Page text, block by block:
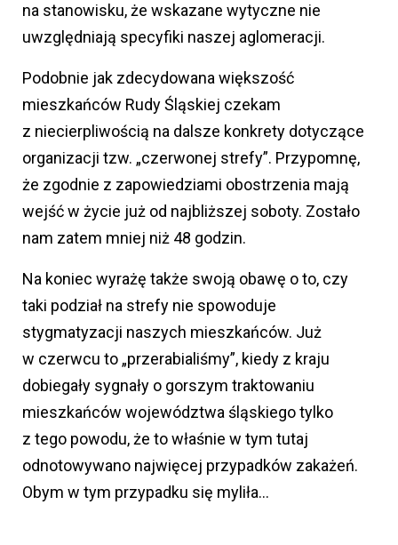
na stanowisku, że wskazane wytyczne nie
uwzględniają specyfiki naszej aglomeracji.
Podobnie jak zdecydowana większość
mieszkańców Rudy Śląskiej czekam
z niecierpliwością na dalsze konkrety dotyczące
organizacji tzw. „czerwonej strefy”. Przypomnę,
że zgodnie z zapowiedziami obostrzenia mają
wejść w życie już od najbliższej soboty. Zostało
nam zatem mniej niż 48 godzin.
Na koniec wyrażę także swoją obawę o to, czy
taki podział na strefy nie spowoduje
stygmatyzacji naszych mieszkańców. Już
w czerwcu to „przerabialiśmy”, kiedy z kraju
dobiegały sygnały o gorszym traktowaniu
mieszkańców województwa śląskiego tylko
z tego powodu, że to właśnie w tym tutaj
odnotowywano najwięcej przypadków zakażeń.
Obym w tym przypadku się myliła…